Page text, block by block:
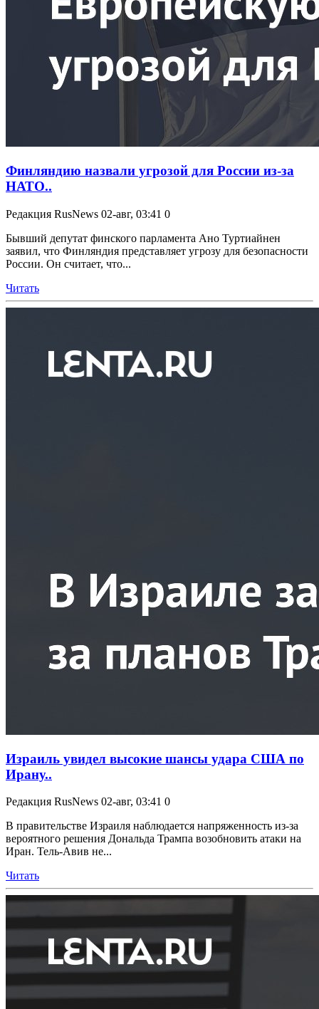
Финляндию назвали угрозой для России из-за
НАТО..
Редакция RusNews 02-авг, 03:41 0
Бывший депутат финского парламента Ано Туртиайнен
заявил, что Финляндия представляет угрозу для безопасности
России. Он считает, что...
Читать
Израиль увидел высокие шансы удара США по
Ирану..
Редакция RusNews 02-авг, 03:41 0
В правительстве Израиля наблюдается напряженность из-за
вероятного решения Дональда Трампа возобновить атаки на
Иран. Тель-Авив не...
Читать